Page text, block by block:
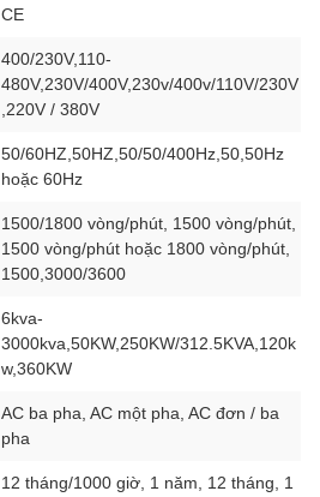
CE
400/230V,110-
480V,230V/400V,230v/400v/110V/230V
,220V / 380V
50/60HZ,50HZ,50/50/400Hz,50,50Hz
hoặc 60Hz
1500/1800 vòng/phút, 1500 vòng/phút,
1500 vòng/phút hoặc 1800 vòng/phút,
1500,3000/3600
6kva-
3000kva,50KW,250KW/312.5KVA,120k
w,360KW
AC ba pha, AC một pha, AC đơn / ba
pha
12 tháng/1000 giờ, 1 năm, 12 tháng, 1